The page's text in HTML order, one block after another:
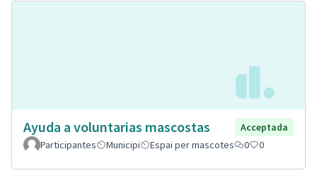
Ayuda a voluntarias mascostas
Acceptada
Participantes
Municipi Espai per mascotes 0 0